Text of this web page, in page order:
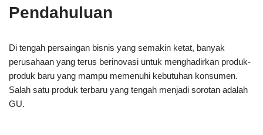
Pendahuluan
Di tengah persaingan bisnis yang semakin ketat, banyak
perusahaan yang terus berinovasi untuk menghadirkan produk-
produk baru yang mampu memenuhi kebutuhan konsumen.
Salah satu produk terbaru yang tengah menjadi sorotan adalah
GU.